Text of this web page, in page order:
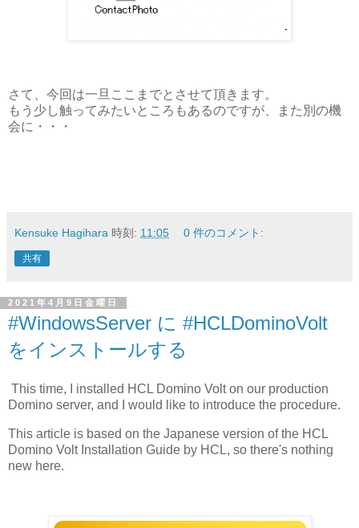
さて、今回は一旦ここまでとさせて頂きます。
もう少し触ってみたいところもあるのですが、また別の機
会に・・・
Kensuke Hagihara 時刻: 11:05 0 件のコメント:
共有
2021年4月9日金曜日
#WindowsServer に #HCLDominoVolt
をインストールする
This time, I installed HCL Domino Volt on our production
Domino server, and I would like to introduce the procedure.
This article is based on the Japanese version of the HCL
Domino Volt Installation Guide by HCL, so there's nothing
new here.